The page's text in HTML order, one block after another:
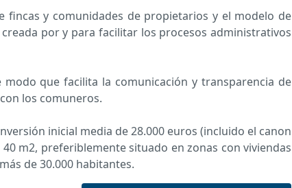
fincas y comunidades de propietarios y el modelo de
por y para facilitar los procesos administrativos
que facilita la comunicación y transparencia de
los comuneros.
inicial media de 28.000 euros (incluido el canon
m2, preferiblemente situado en zonas con viviendas
de 30.000 habitantes.